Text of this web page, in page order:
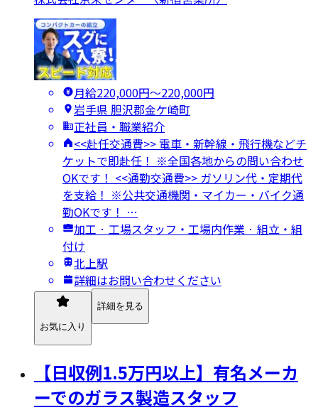
月給220,000円〜220,000円
岩手県 胆沢郡金ケ崎町
正社員・職業紹介
<<赴任交通費>> 電車・新幹線・飛行機などチ
ケットで即赴任！ ※全国各地からの問い合わせ
OKです！ <<通勤交通費>> ガソリン代・定期代
を支給！ ※公共交通機関・マイカー・バイク通
勤OKです！ …
加工 · 工場スタッフ・工場内作業 · 組立・組
付け
北上駅
詳細はお問い合わせください
お気に入り
詳細を見る
【日収例1.5万円以上】有名メーカ
ーでのガラス製造スタッフ